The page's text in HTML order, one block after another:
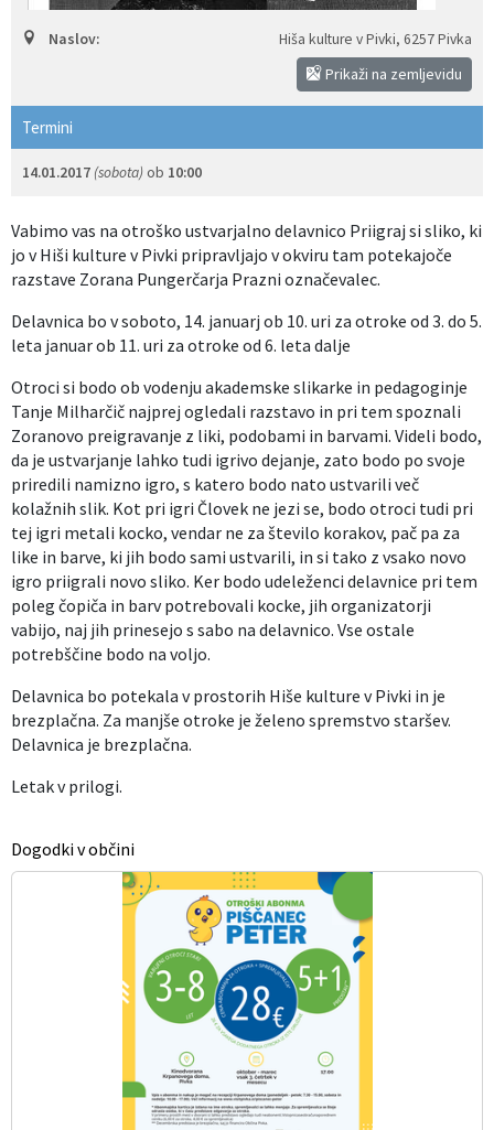
Naslov: Hiša kulture v Pivki, 6257 Pivka
Prikaži na zemljevidu
Termini
14.01.2017 (sobota) ob 10:00
Vabimo vas na otroško ustvarjalno delavnico Priigraj si sliko, ki
jo v Hiši kulture v Pivki pripravljajo v okviru tam potekajoče
razstave Zorana Pungerčarja Prazni označevalec.
Delavnica bo v soboto, 14. januarj ob 10. uri za otroke od 3. do 5.
leta januar ob 11. uri za otroke od 6. leta dalje
Otroci si bodo ob vodenju akademske slikarke in pedagoginje
Tanje Milharčič najprej ogledali razstavo in pri tem spoznali
Zoranovo preigravanje z liki, podobami in barvami. Videli bodo,
da je ustvarjanje lahko tudi igrivo dejanje, zato bodo po svoje
priredili namizno igro, s katero bodo nato ustvarili več
kolažnih slik. Kot pri igri Človek ne jezi se, bodo otroci tudi pri
tej igri metali kocko, vendar ne za število korakov, pač pa za
like in barve, ki jih bodo sami ustvarili, in si tako z vsako novo
igro priigrali novo sliko. Ker bodo udeleženci delavnice pri tem
poleg čopiča in barv potrebovali kocke, jih organizatorji
vabijo, naj jih prinesejo s sabo na delavnico. Vse ostale
potrebščine bodo na voljo.
Delavnica bo potekala v prostorih Hiše kulture v Pivki in je
brezplačna. Za manjše otroke je želeno spremstvo staršev.
Delavnica je brezplačna.
Letak v prilogi.
Dogodki v občini
Izobraževanje